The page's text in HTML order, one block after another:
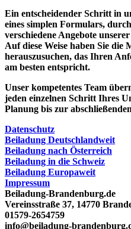
Ein entscheidender Schritt in
eines simplen Formulars,
verschiedene Angebote unserer
Auf diese Weise haben Sie die
herauszusuchen, das Ihren
am besten entspricht.
Unser kompetentes Team
jeden einzelnen Schritt Ihres
Planung bis zur
Datenschutz
Beiladung Deutschlandweit
Beiladung nach Österreich
Beiladung in die Schweiz
Beiladung Europaweit
Impressum
Beiladung-Brandenburg.de
Vereinsstraße 37, 14770
01579-2654759
info@beiladung-